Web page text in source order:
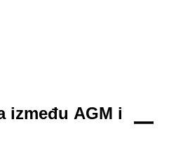
između AGM i